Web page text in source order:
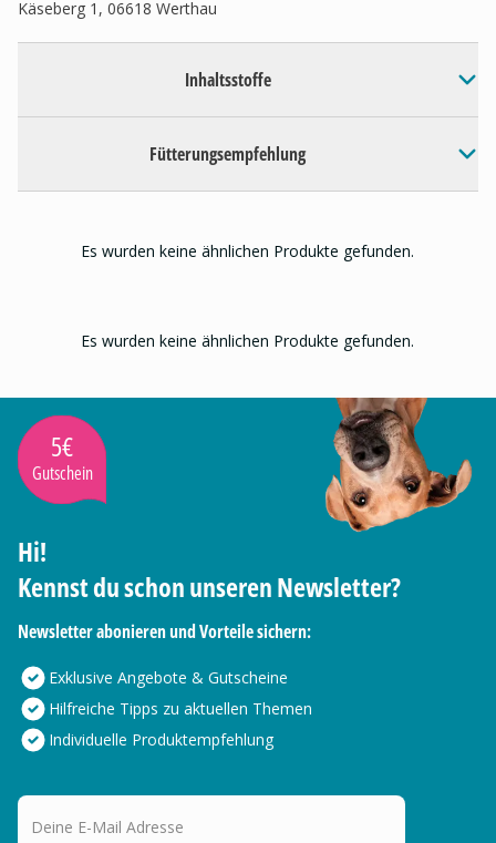
Käseberg 1, 06618 Werthau
Inhaltsstoffe
Fütterungsempfehlung
Es wurden keine ähnlichen Produkte gefunden.
Es wurden keine ähnlichen Produkte gefunden.
5€
Gutschein
Hi!
Kennst du schon unseren Newsletter?
Newsletter abonieren und Vorteile sichern:
Exklusive Angebote & Gutscheine
Hilfreiche Tipps zu aktuellen Themen
Individuelle Produktempfehlung
Deine E-Mail Adresse